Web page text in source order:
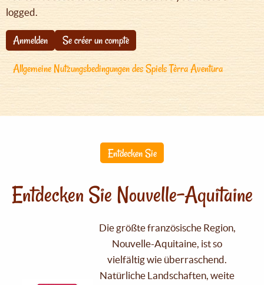
logged.
Anmelden
Se créer un compte
Allgemeine Nutzungsbedingungen des Spiels Tèrra Aventura
Entdecken Sie
Entdecken Sie Nouvelle-Aquitaine
Die größte französische Region,
Nouvelle-Aquitaine, ist so
vielfältig wie überraschend.
Natürliche Landschaften, weite